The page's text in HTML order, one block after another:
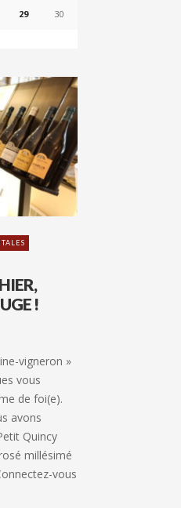
29 30
!
vigneron »
vous
de foi(e).
avons
Quincy
millésimé
vous